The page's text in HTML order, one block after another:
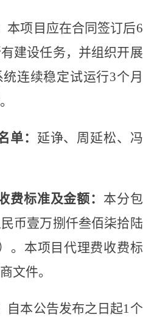
本项目应在合同签订后6
建设任务，并组织开展
连续稳定试运行3个月
单： 延诤、周延松、冯
费标准及金额： 本分包
币壹万捌仟叁佰柒拾陆
。本项目代理费收费标
文件。
自本公告发布之日起1个